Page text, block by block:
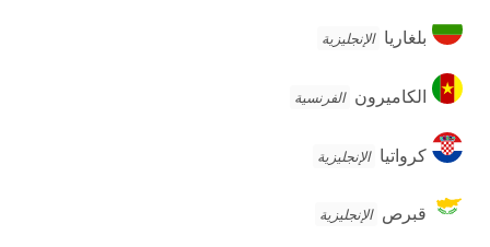
بلغاريا
بلغاريا الإنجليزية
الكاميرون
الكاميرون الفرنسية
كرواتيا
كرواتيا الإنجليزية
قبرص الإنجليزية